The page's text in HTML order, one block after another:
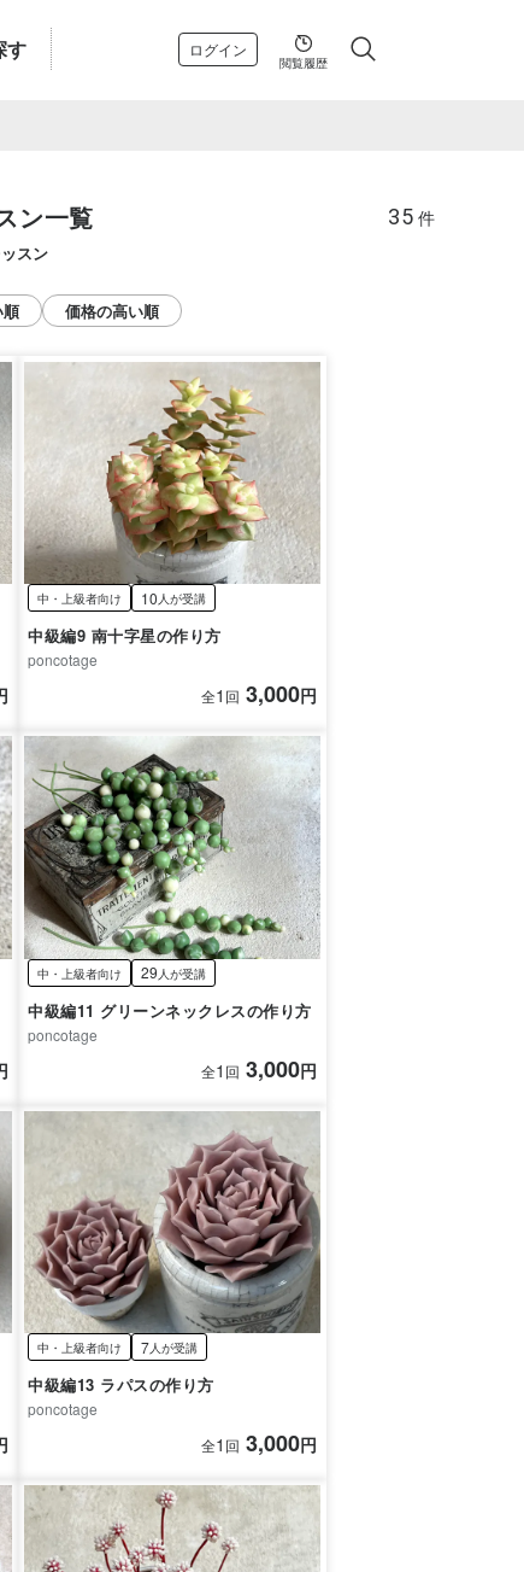
す ログイン
閲覧履歴
ン一覧 35 件
スン
価格の高い順
中級編9 南十字星の作り方
poncotage
中・上級者向け 10 人が受講
全1 回 3,000円
中級編11 グリーンネックレスの作り方
poncotage
中・上級者向け 29 人が受講
全1 回 3,000円
中級編13 ラパスの作り方
poncotage
中・上級者向け 7人が受講
全1 回 3,000円